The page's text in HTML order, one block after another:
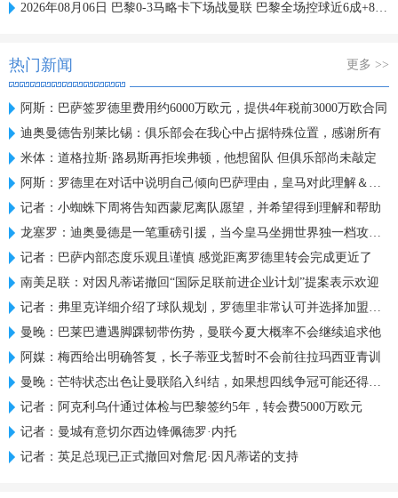
2026年08月06日 巴黎0-3马略卡下场战曼联 巴黎全场控球近6成+8射3正未果
热门新闻 更多 >>
阿斯：巴萨签罗德里费用约6000万欧元，提供4年税前3000万欧合同
迪奥曼德告别莱比锡：俱乐部会在我心中占据特殊位置，感谢所有
米体：道格拉斯·路易斯再拒埃弗顿，他想留队 但俱乐部尚未敲定
阿斯：罗德里在对话中说明自己倾向巴萨理由，皇马对此理解＆祝好
记者：小蜘蛛下周将告知西蒙尼离队愿望，并希望得到理解和帮助
龙塞罗：迪奥曼德是一笔重磅引援，当今皇马坐拥世界独一档攻击线
记者：巴萨内部态度乐观且谨慎 感觉距离罗德里转会完成更近了
南美足联：对因凡蒂诺撤回“国际足联前进企业计划”提案表示欢迎
记者：弗里克详细介绍了球队规划，罗德里非常认可并选择加盟巴萨
曼晚：巴莱巴遭遇脚踝韧带伤势，曼联今夏大概率不会继续追求他
阿媒：梅西给出明确答复，长子蒂亚戈暂时不会前往拉玛西亚青训
曼晚：芒特状态出色让曼联陷入纠结，如果想四线争冠可能还得买人
记者：阿克利乌什通过体检与巴黎签约5年，转会费5000万欧元
记者：曼城有意切尔西边锋佩德罗·内托
记者：英足总现已正式撤回对詹尼·因凡蒂诺的支持